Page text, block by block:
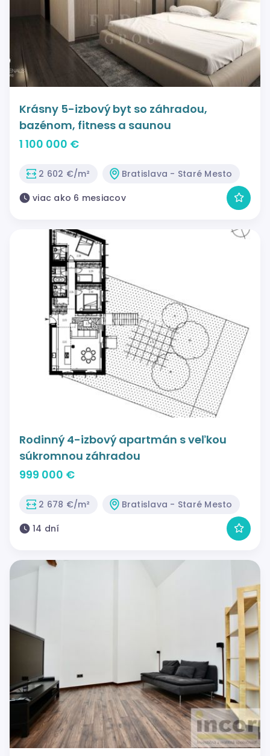
Krásny 5-izbový byt so záhradou,
bazénom, fitness a saunou
1 100 000 €
2 602 €/m²
Bratislava - Staré Mesto
viac ako 6 mesiacov
Rodinný 4-izbový apartmán s veľkou
súkromnou záhradou
999 000 €
2 678 €/m²
Bratislava - Staré Mesto
14 dní